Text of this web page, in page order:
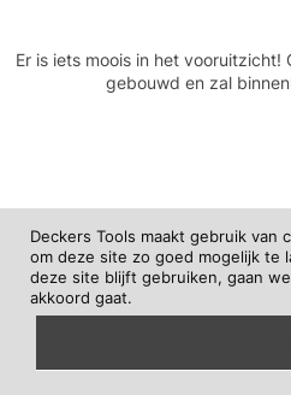
Er is iets moois in het
gebouwd en zal
Deckers Tools maakt gebruik van
om deze site zo goed mogelijk te
deze site blijft gebruiken, gaan
akkoord gaat.